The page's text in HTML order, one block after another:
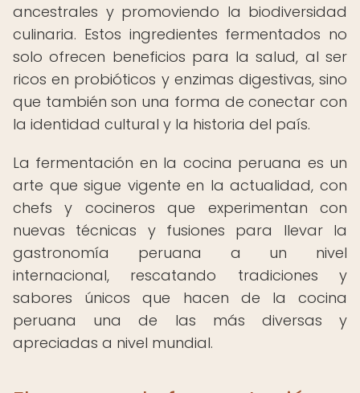
ancestrales y promoviendo la biodiversidad
culinaria. Estos ingredientes fermentados no
solo ofrecen beneficios para la salud, al ser
ricos en probióticos y enzimas digestivas, sino
que también son una forma de conectar con
la identidad cultural y la historia del país.
La fermentación en la cocina peruana es un
arte que sigue vigente en la actualidad, con
chefs y cocineros que experimentan con
nuevas técnicas y fusiones para llevar la
gastronomía peruana a un nivel
internacional, rescatando tradiciones y
sabores únicos que hacen de la cocina
peruana una de las más diversas y
apreciadas a nivel mundial.